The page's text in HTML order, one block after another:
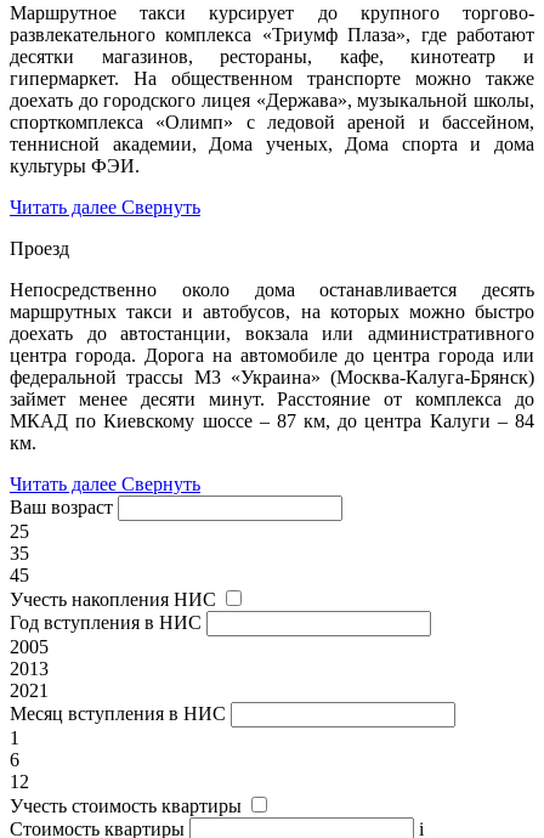
Маршрутное такси курсирует до крупного торгово-
развлекательного комплекса «Триумф Плаза», где работают
десятки магазинов, рестораны, кафе, кинотеатр и
гипермаркет. На общественном транспорте можно также
доехать до городского лицея «Держава», музыкальной школы,
спорткомплекса «Олимп» с ледовой ареной и бассейном,
теннисной академии, Дома ученых, Дома спорта и дома
культуры ФЭИ.
Читать далее Свернуть
Проезд
Непосредственно около дома останавливается десять
маршрутных такси и автобусов, на которых можно быстро
доехать до автостанции, вокзала или административного
центра города. Дорога на автомобиле до центра города или
федеральной трассы М3 «Украина» (Москва-Калуга-Брянск)
займет менее десяти минут. Расстояние от комплекса до
МКАД по Киевскому шоссе – 87 км, до центра Калуги – 84
км.
Читать далее Свернуть
Ваш возраст
25
35
45
Учесть накопления НИС
Год вступления в НИС
2005
2013
2021
Месяц вступления в НИС
1
6
12
Учесть стоимость квартиры
Стоимость квартиры
i